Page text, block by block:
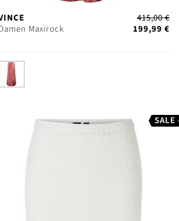
Maxirock
415,00 €
199,99 €
SALE